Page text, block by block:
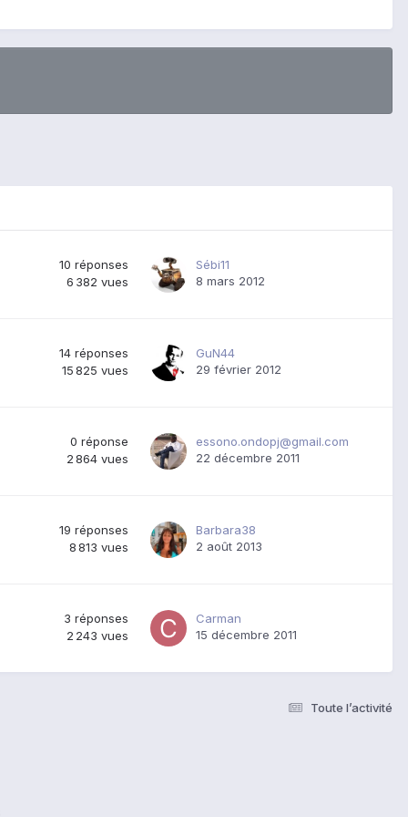
10 réponses
6 382 vues
Sébi11
8 mars 2012
14 réponses
15 825 vues
GuN44
29 février 2012
0 réponse
2 864 vues
essono.ondopj@gmail.com
22 décembre 2011
19 réponses
8 813 vues
Barbara38
2 août 2013
3 réponses
2 243 vues
Carman
15 décembre 2011
Toute l’activité